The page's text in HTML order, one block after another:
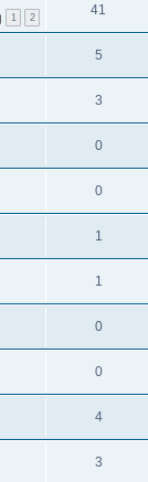
1 2 41
5
3
0
0
1
1
0
0
4
3